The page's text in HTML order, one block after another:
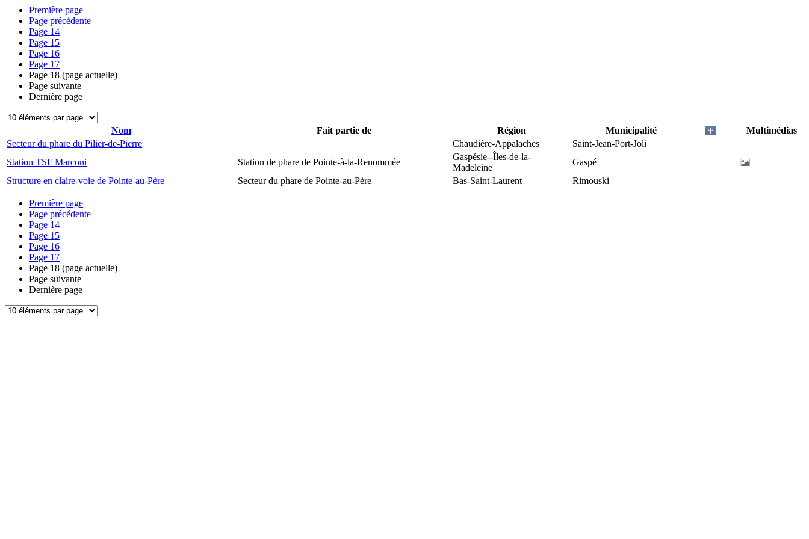
Première page
Page précédente
Page 14
Page 15
Page 16
Page 17
Page 18 (page actuelle)
Page suivante
Dernière page
Nom Fait partie de Région Municipalité
Multimédias
Secteur du phare du Pilier-de-Pierre
Chaudière-Appalaches
Saint-Jean-Port-Joli
Station TSF Marconi
Station de phare de Pointe-à-la-Renommée
Gaspésie--Îles-de-la-
Madeleine
Gaspé
Structure en claire-voie de Pointe-au-Père
Secteur du phare de Pointe-au-Père Bas-Saint-Laurent Rimouski
Première page
Page précédente
Page 14
Page 15
Page 16
Page 17
Page 18 (page actuelle)
Page suivante
Dernière page